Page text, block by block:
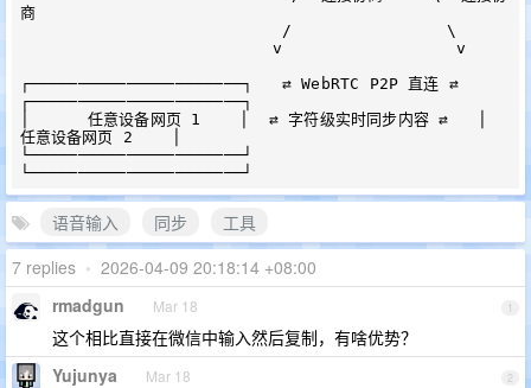
商
┌──────────────────────┐   ⇄ WebRTC P2P 直连 ⇄
┌──────────────────────┐
│      任意设备网页 1    │  ⇄ 字符级实时同步内容 ⇄   │
任意设备网页 2    │
└──────────────────────┘
语音输入 同步
工具
7 replies • 2026-04-09 20:18:14 +08:00
1
rmadgun Mar 18
这个相比直接在微信中输入然后复制，有啥优势？
2
Yujunya Mar 18